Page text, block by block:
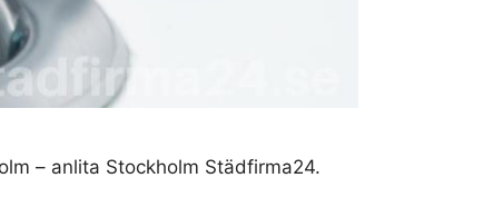
– anlita Stockholm Städfirma24.